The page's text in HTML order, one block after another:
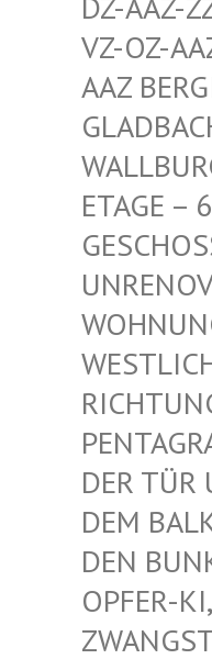
AAZ-HDZ-
RGISCH
CH – AN
RG 3, 5.
– 6TES
SS –
VIERTE-
G –
CHE
NG –
AMM
UND AUF
KON-
KER –
I, TIERKI –